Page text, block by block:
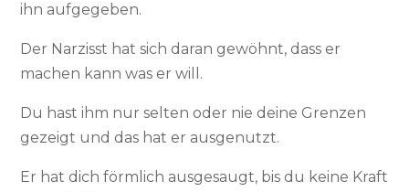
ihn aufgegeben.
Der Narzisst hat sich daran gewöhnt, dass er
machen kann was er will.
Du hast ihm nur selten oder nie deine Grenzen
gezeigt und das hat er ausgenutzt.
Er hat dich förmlich ausgesaugt, bis du keine Kraft